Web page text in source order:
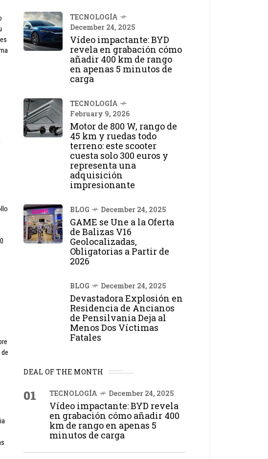
TECNOLOGÍA
December 24, 2025
Vídeo impactante: BYD
revela en grabación cómo
añadir 400 km de rango
en apenas 5 minutos de
carga
TECNOLOGÍA
February 9, 2026
Motor de 800 W, rango de
45 km y ruedas todo
terreno: este scooter
cuesta solo 300 euros y
representa una
adquisición
impresionante
BLOG December 24, 2025
GAME se Une a la Oferta
de Balizas V16
Geolocalizadas,
Obligatorias a Partir de
2026
BLOG December 24, 2025
Devastadora Explosión en
Residencia de Ancianos
de Pensilvania Deja al
Menos Dos Víctimas
Fatales
DEAL OF THE MONTH
01 TECNOLOGÍA December 24, 2025
Vídeo impactante: BYD revela
en grabación cómo añadir 400
km de rango en apenas 5
minutos de carga